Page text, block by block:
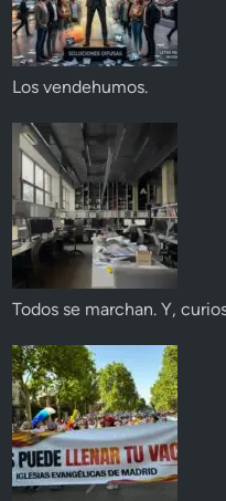
Los vendehumos.
Todos se marchan. Y,